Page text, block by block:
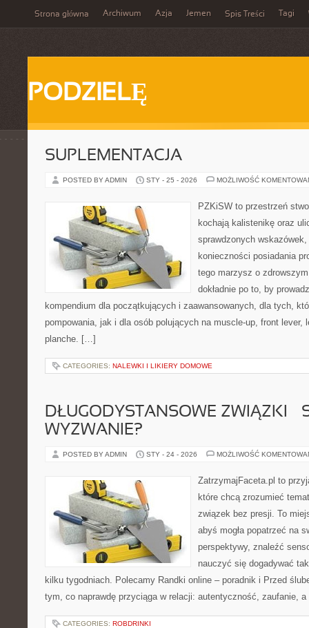
Strona główna Archiwum Azja Jemen Spis Treści Tagi
PODZIELĘ
SUPLEMENTACJA
POSTED BY ADMIN STY - 25 - 2026 MOŻLIWOŚĆ
PZKiSW to przestrzeń
kochają kalistenikę oraz
sprawdzonych
konieczności posiadania
tego marzysz o
dokładnie po to, by
kompendium dla początkujących i zaawansowanych, dla tych,
pompowania, jak i dla osób polujących na muscle-up, front lever,
planche. […]
CATEGORIES: NALEWKI I LIKIERY DOMOWE
DŁUGODYSTANSOWE ZWIĄZKI –
WYZWANIE?
POSTED BY ADMIN STY - 24 - 2026 MOŻLIWOŚĆ
ZatrzymajFaceta.pl to
które chcą zrozumieć
związek bez presji. To
abyś mogła popatrzeć na
perspektywy, znaleźć
nauczyć się dogadywać
kilku tygodniach. Polecamy Randki online – poradnik i Przed
tym, co naprawdę przyciąga w relacji: autentyczność, zaufanie,
CATEGORIES: ROBDRINKI